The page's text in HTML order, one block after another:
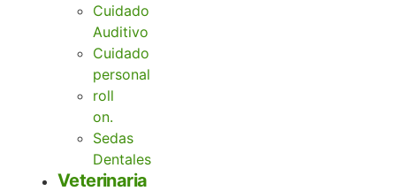
Cuidado
Auditivo
Cuidado
personal
roll
on.
Sedas
Dentales
Veterinaria